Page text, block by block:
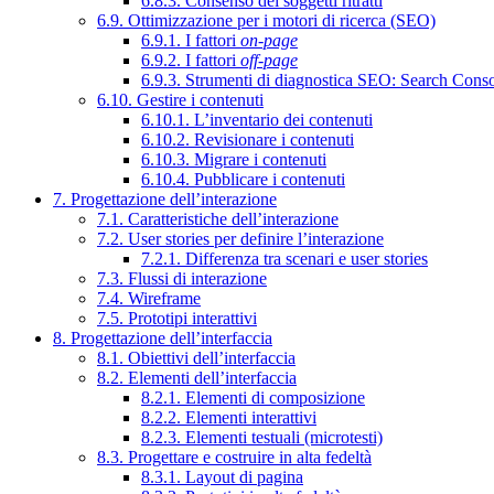
6.9. Ottimizzazione per i motori di ricerca (SEO)
6.9.1. I fattori on-page
6.9.2. I fattori off-page
6.9.3. Strumenti di diagnostica SEO: Search
6.10. Gestire i contenuti
6.10.1. L’inventario dei contenuti
6.10.2. Revisionare i contenuti
6.10.3. Migrare i contenuti
6.10.4. Pubblicare i contenuti
7. Progettazione dell’interazione
7.1. Caratteristiche dell’interazione
7.2. User stories per definire l’interazione
7.2.1. Differenza tra scenari e user stories
7.3. Flussi di interazione
7.4. Wireframe
7.5. Prototipi interattivi
8. Progettazione dell’interfaccia
8.1. Obiettivi dell’interfaccia
8.2. Elementi dell’interfaccia
8.2.1. Elementi di composizione
8.2.2. Elementi interattivi
8.2.3. Elementi testuali (microtesti)
8.3. Progettare e costruire in alta fedeltà
8.3.1. Layout di pagina